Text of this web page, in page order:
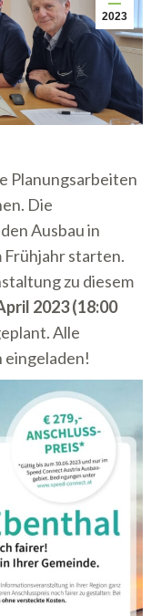
2023
Planungsarbeiten
Die
Ausbau in
Frühjahr starten.
zu diesem
2023 (18:00
Alle
eingeladen!